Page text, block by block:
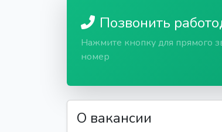
Позвонить
Нажмите кнопку для прямого
номер
О вакансии